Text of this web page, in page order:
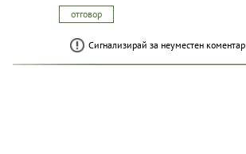
отговор
Сигнализирай за неуместен коментар